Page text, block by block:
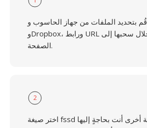
قُم بتحديد الملفات من جهاز الحاسوب وGoogle Drive
وDropbox، ورابط URL أو من خلال سحبها إلى
الصفحة.
2
اختر صيغة fssd أو أية صيغة أخرى أنت بحاجةٍ إليها